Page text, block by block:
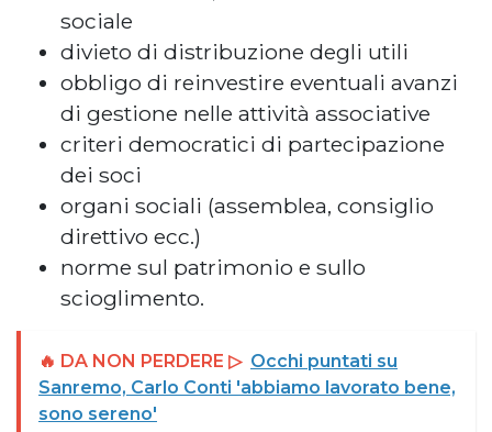
sociale
divieto di distribuzione degli utili
obbligo di reinvestire eventuali avanzi
di gestione nelle attività associative
criteri democratici di partecipazione
dei soci
organi sociali (assemblea, consiglio
direttivo ecc.)
norme sul patrimonio e sullo
scioglimento.
🔥 DA NON PERDERE ▷ Occhi puntati su
Sanremo, Carlo Conti 'abbiamo lavorato bene,
sono sereno'